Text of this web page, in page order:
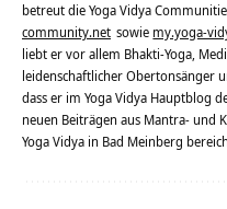
betreut die Yoga Vidya
community.net sowie my.yoga-
liebt er vor allem Bhakti-Yoga,
leidenschaftlicher Obertonsänger
dass er im Yoga Vidya Hauptblog
neuen Beiträgen aus Mantra- und
Yoga Vidya in Bad Meinberg